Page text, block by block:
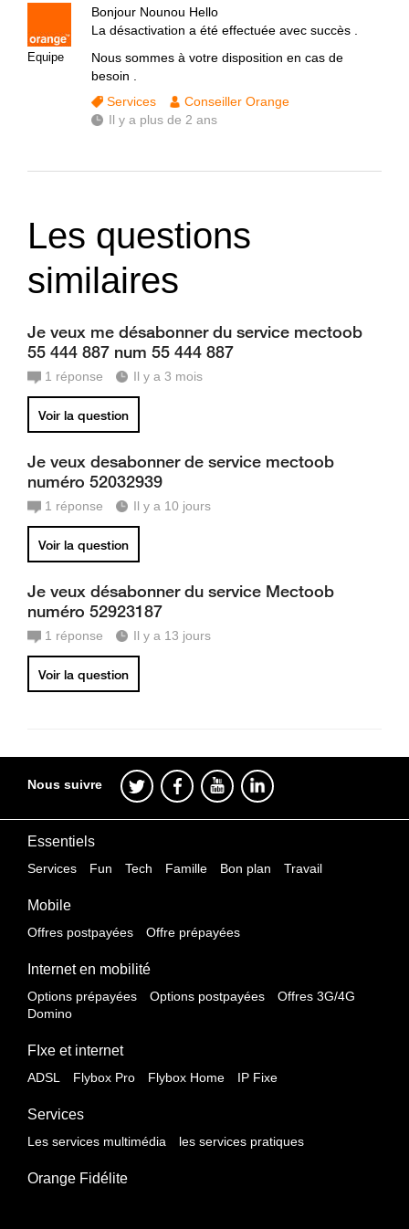
Equipe
Bonjour Nounou Hello
La désactivation a été effectuée avec succès .
Nous sommes à votre disposition en cas de
besoin .
Services
Conseiller Orange
Il y a plus de 2 ans
Les questions
similaires
Je veux me désabonner du service mectoob
55 444 887 num 55 444 887
1 réponse Il y a 3 mois
Voir la question
Je veux desabonner de service mectoob
numéro 52032939
1 réponse Il y a 10 jours
Voir la question
Je veux désabonner du service Mectoob
numéro 52923187
1 réponse Il y a 13 jours
Voir la question
Nous suivre
Essentiels
Services Fun Tech Famille Bon plan Travail
Mobile
Offres postpayées Offre prépayées
Internet en mobilité
Options prépayées Options postpayées
Offres 3G/4G
Domino
FIxe et internet
ADSL Flybox Pro Flybox Home IP Fixe
Services
Les services multimédia les services pratiques
Orange Fidélite